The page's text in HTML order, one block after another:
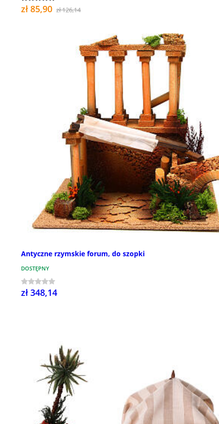
zł 85,90 zł 126,14
Antyczne rzymskie forum, do szopki
DOSTĘPNY
zł 348,14